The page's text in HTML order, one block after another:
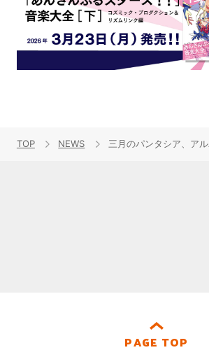
TOP NEWS
PAGE TOP